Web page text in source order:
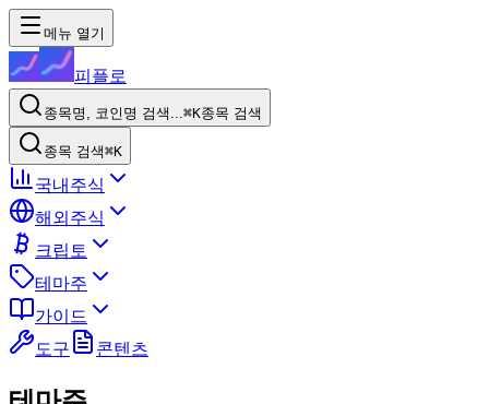
메뉴 열기
피플로
종목명, 코인명 검색...⌘K종목 검색
종목 검색⌘K
국내주식
해외주식
크립토
테마주
가이드
도구
콘텐츠